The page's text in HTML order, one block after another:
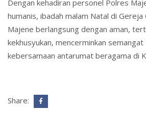
Dengan kehadiran personel Polres
humanis, ibadah malam Natal di Gereja
Majene berlangsung dengan aman,
kekhusyukan, mencerminkan
kebersamaan antarumat beragama di
Share: